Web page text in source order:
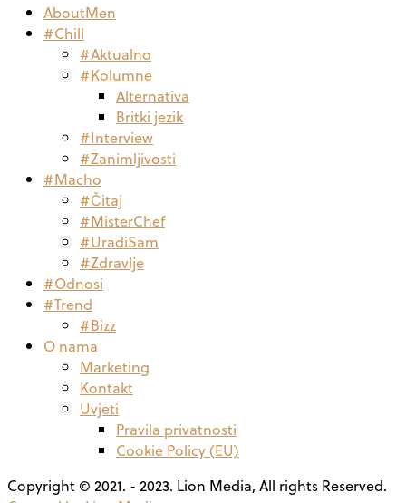
AboutMen
#Chill
#Aktualno
#Kolumne
Alternativa
Britki jezik
#Interview
#Zanimljivosti
#Macho
#Čitaj
#MisterChef
#UradiSam
#Zdravlje
#Odnosi
#Trend
#Bizz
O nama
Marketing
Kontakt
Uvjeti
Pravila privatnosti
Cookie Policy (EU)
Copyright © 2021. - 2023. Lion Media, All rights Reserved.